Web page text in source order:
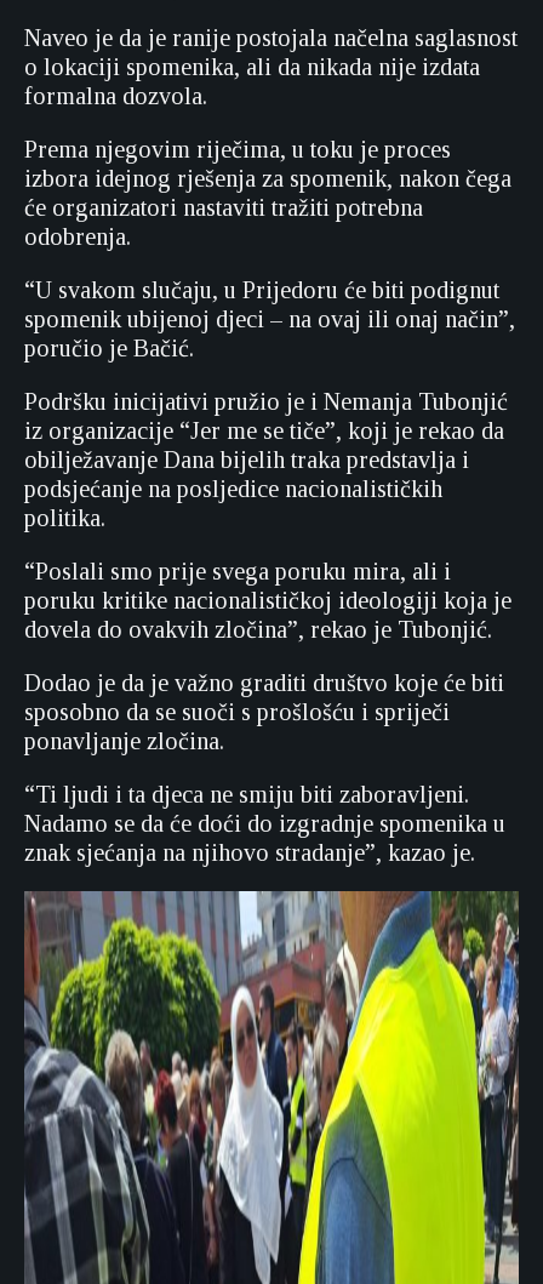
Naveo je da je ranije postojala načelna saglasnost
o lokaciji spomenika, ali da nikada nije izdata
formalna dozvola.
Prema njegovim riječima, u toku je proces
izbora idejnog rješenja za spomenik, nakon čega
će organizatori nastaviti tražiti potrebna
odobrenja.
“U svakom slučaju, u Prijedoru će biti podignut
spomenik ubijenoj djeci – na ovaj ili onaj način”,
poručio je Bačić.
Podršku inicijativi pružio je i Nemanja Tubonjić
iz organizacije “Jer me se tiče”, koji je rekao da
obilježavanje Dana bijelih traka predstavlja i
podsjećanje na posljedice nacionalističkih
politika.
“Poslali smo prije svega poruku mira, ali i
poruku kritike nacionalističkoj ideologiji koja je
dovela do ovakvih zločina”, rekao je Tubonjić.
Dodao je da je važno graditi društvo koje će biti
sposobno da se suoči s prošlošću i spriječi
ponavljanje zločina.
“Ti ljudi i ta djeca ne smiju biti zaboravljeni.
Nadamo se da će doći do izgradnje spomenika u
znak sjećanja na njihovo stradanje”, kazao je.